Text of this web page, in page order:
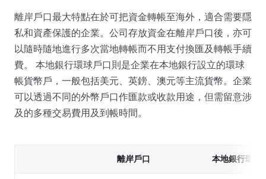
離岸戶口最大特點在於可把資金轉帳至海外，適合需要隱
私和資產保護的企業。公司存放資金在離岸戶口後，亦可
以隨時隨地進行多次當地轉帳而不用支付換匯及轉帳手續
費。 本地銀行環球戶口則是企業在本地銀行設立的環球
帳貨幣戶，一般包括美元、英鎊、澳元等主流貨幣。企業
可以透過不同的外幣戶口作匯款或收款用途，但需留意涉
及的多種交易費用及到帳時間。
離岸戶口 本地銀行環球